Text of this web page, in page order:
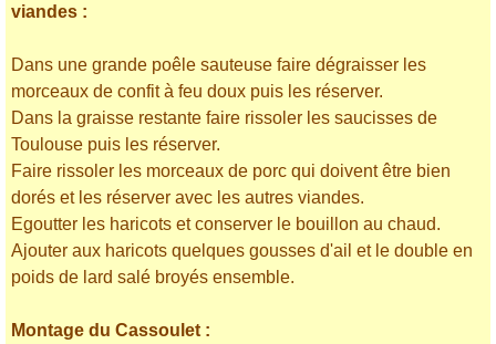
viandes :
Dans une grande poêle sauteuse faire dégraisser les
morceaux de confit à feu doux puis les réserver.
Dans la graisse restante faire rissoler les saucisses de
Toulouse puis les réserver.
Faire rissoler les morceaux de porc qui doivent être bien
dorés et les réserver avec les autres viandes.
Egoutter les haricots et conserver le bouillon au chaud.
Ajouter aux haricots quelques gousses d'ail et le double en
poids de lard salé broyés ensemble.
Montage du Cassoulet :